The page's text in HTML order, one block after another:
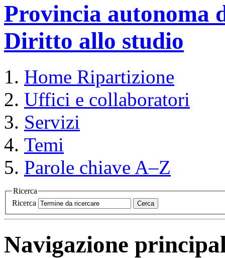
Provincia autonoma
Diritto allo studio
Home Ripartizione
Uffici e collaboratori
Servizi
Temi
Parole chiave A–Z
Ricerca
Ricerca
Cerca
Navigazione